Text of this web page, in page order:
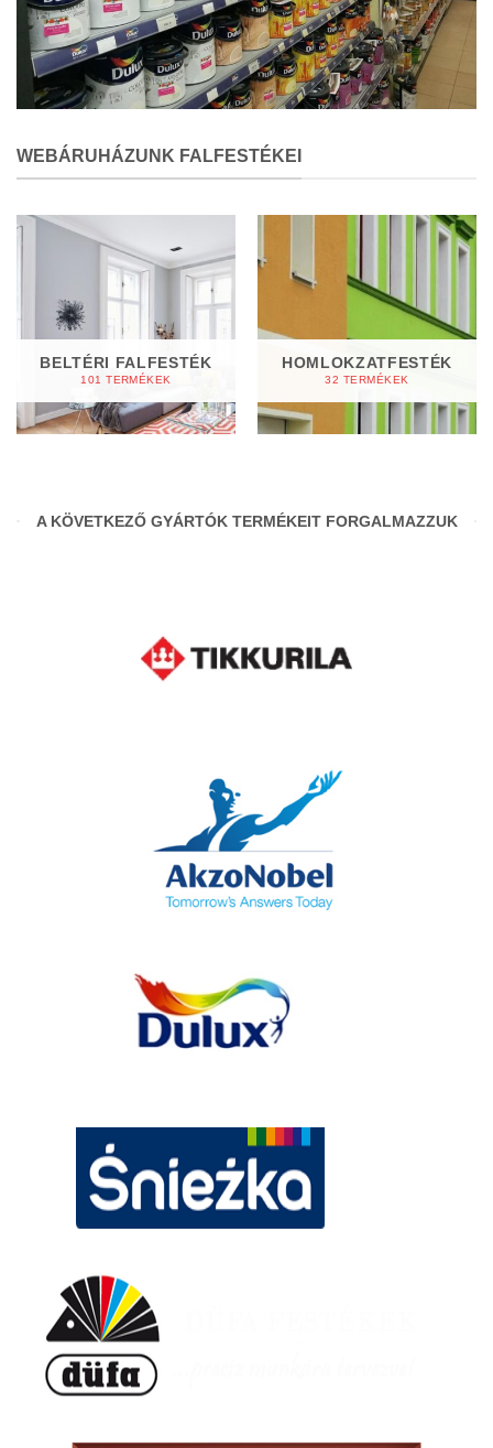
WEBÁRUHÁZUNK FALFESTÉKEI
BELTÉRI FALFESTÉK
101 TERMÉKEK
HOMLOKZATFESTÉK
32 TERMÉKEK
A KÖVETKEZŐ GYÁRTÓK TERMÉKEIT FORGALMAZZUK